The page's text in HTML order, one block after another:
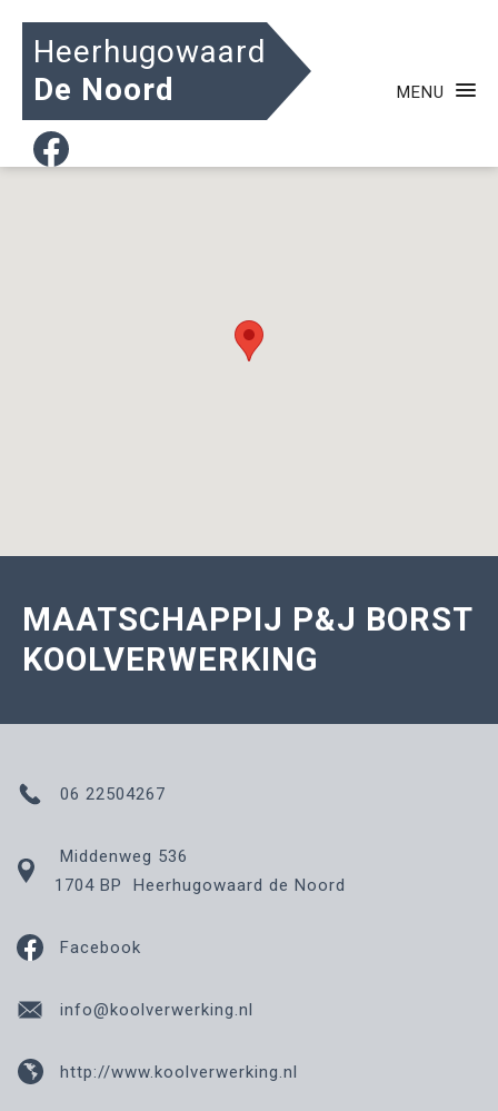
Heerhugowaard
De Noord
MAATSCHAPPIJ P&J BORST
KOOLVERWERKING
06 22504267
Middenweg 536
1704 BP Heerhugowaard de Noord
Facebook
info@koolverwerking.nl
http://www.koolverwerking.nl